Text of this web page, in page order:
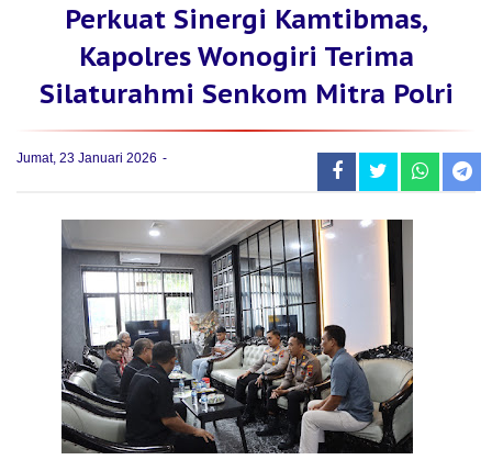
Perkuat Sinergi Kamtibmas,
Kapolres Wonogiri Terima
Silaturahmi Senkom Mitra Polri
Jumat, 23 Januari 2026